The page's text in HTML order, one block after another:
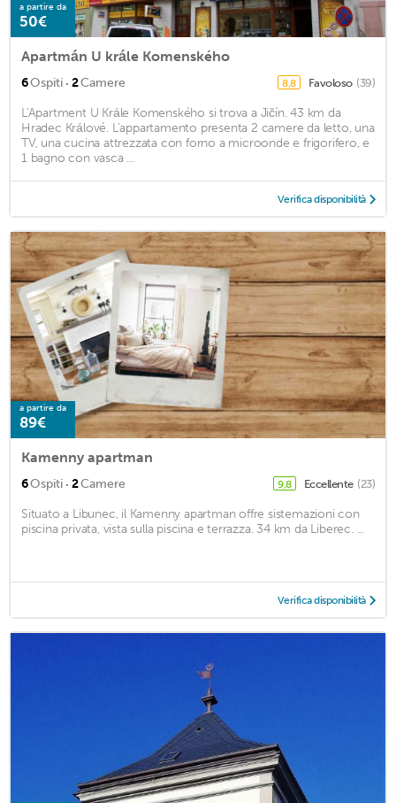
a partire da
50€
Apartmán U krále Komenského
6Ospiti · 2Camere 8,8 Favoloso (39)
L'Apartment U Krále Komenského si trova a Jičín. 43 km da
Hradec Králové. L'appartamento presenta 2 camere da letto, una
TV, una cucina attrezzata con forno a microonde e frigorifero, e
1 bagno con vasca ...
Verifica disponibilità
a partire da
89€
Kamenny apartman
6Ospiti · 2Camere 9,8 Eccellente (23)
Situato a Libunec, il Kamenny apartman offre sistemazioni con
piscina privata, vista sulla piscina e terrazza. 34 km da Liberec. ...
Verifica disponibilità